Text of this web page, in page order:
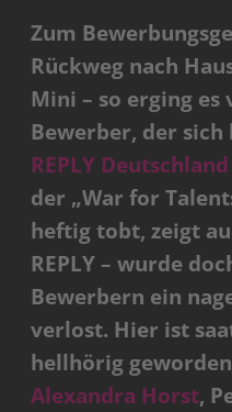
Zum
Rückweg nach
Mini – so erging
Bewerber, der sich
REPLY Deutschland
der „War for
heftig tobt, zeigt
REPLY – wurde
Bewerbern ein
verlost. Hier ist
hellhörig
Alexandra Horst,